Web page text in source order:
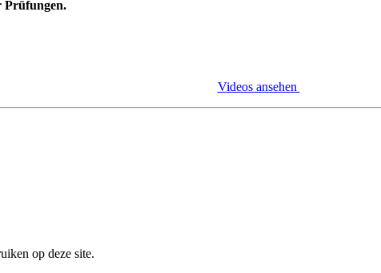
Prüfungen.
Videos ansehen
op deze site.